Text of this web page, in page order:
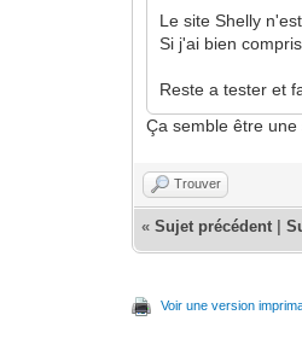
Le site Shelly
Si j'ai bien
Reste a tester et
Ça semble être
Trouver
«Sujet précédent |
Voir une version